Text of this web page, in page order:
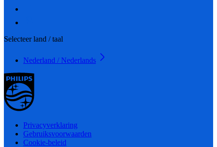
Selecteer land / taal
Nederland / Nederlands
Privacyverklaring
Gebruiksvoorwaarden
Cookie-beleid